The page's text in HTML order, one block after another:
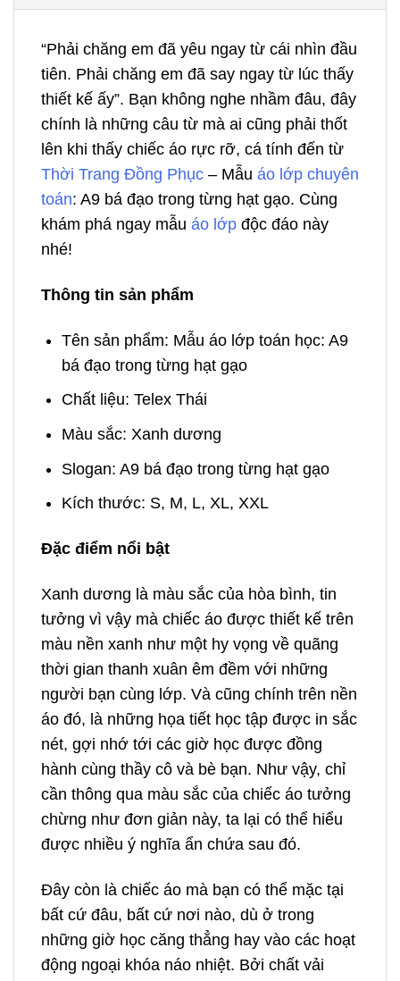
“Phải chăng em đã yêu ngay từ cái nhìn đầu
tiên. Phải chăng em đã say ngay từ lúc thấy
thiết kế ấy”. Bạn không nghe nhầm đâu, đây
chính là những câu từ mà ai cũng phải thốt
lên khi thấy chiếc áo rực rỡ, cá tính đến từ
Thời Trang Đồng Phục – Mẫu áo lớp chuyên
toán: A9 bá đạo trong từng hạt gạo. Cùng
khám phá ngay mẫu áo lớp độc đáo này
nhé!
Thông tin sản phẩm
Tên sản phẩm: Mẫu áo lớp toán học: A9
bá đạo trong từng hạt gạo
Chất liệu: Telex Thái
Màu sắc: Xanh dương
Slogan: A9 bá đạo trong từng hạt gạo
Kích thước: S, M, L, XL, XXL
Đặc điểm nổi bật
Xanh dương là màu sắc của hòa bình, tin
tưởng vì vậy mà chiếc áo được thiết kế trên
màu nền xanh như một hy vọng về quãng
thời gian thanh xuân êm đềm với những
người bạn cùng lớp. Và cũng chính trên nền
áo đó, là những họa tiết học tập được in sắc
nét, gợi nhớ tới các giờ học được đồng
hành cùng thầy cô và bè bạn. Như vậy, chỉ
cần thông qua màu sắc của chiếc áo tưởng
chừng như đơn giản này, ta lại có thể hiểu
được nhiều ý nghĩa ẩn chứa sau đó.
Đây còn là chiếc áo mà bạn có thể mặc tại
bất cứ đâu, bất cứ nơi nào, dù ở trong
những giờ học căng thẳng hay vào các hoạt
động ngoại khóa náo nhiệt. Bởi chất vải